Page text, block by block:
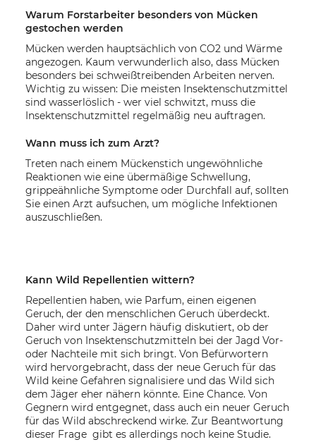
Warum Forstarbeiter besonders von Mücken
gestochen werden
Mücken werden hauptsächlich von CO2 und Wärme
angezogen. Kaum verwunderlich also, dass Mücken
besonders bei schweißtreibenden Arbeiten nerven.
Wichtig zu wissen: Die meisten Insektenschutzmittel
sind wasserlöslich - wer viel schwitzt, muss die
Insektenschutzmittel regelmäßig neu auftragen.
Wann muss ich zum Arzt?
Treten nach einem Mückenstich ungewöhnliche
Reaktionen wie eine übermäßige Schwellung,
grippeähnliche Symptome oder Durchfall auf, sollten
Sie einen Arzt aufsuchen, um mögliche Infektionen
auszuschließen.
Kann Wild Repellentien wittern?
Repellentien haben, wie Parfum, einen eigenen
Geruch, der den menschlichen Geruch überdeckt.
Daher wird unter Jägern häufig diskutiert, ob der
Geruch von Insektenschutzmitteln bei der Jagd Vor-
oder Nachteile mit sich bringt. Von Befürwortern
wird hervorgebracht, dass der neue Geruch für das
Wild keine Gefahren signalisiere und das Wild sich
dem Jäger eher nähern könnte. Eine Chance. Von
Gegnern wird entgegnet, dass auch ein neuer Geruch
für das Wild abschreckend wirke. Zur Beantwortung
dieser Frage gibt es allerdings noch keine Studie.